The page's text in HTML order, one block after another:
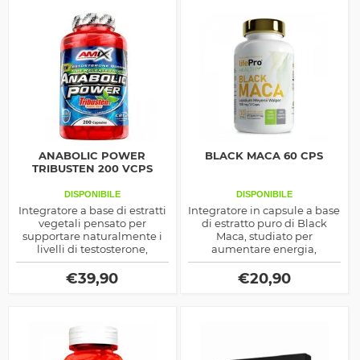
recupero muscolare e
supporta una qualità del
sonno ottimale.
ANABOLIC POWER
TRIBUSTEN 200 VCPS
DISPONIBILE
Integratore a base di estratti
vegetali pensato per
supportare naturalmente i
livelli di testosterone,
migliorare forza, energia e
vitalità maschile. Ideale per
sportivi e uomini attivi,
ormonale.
€39,90
BLACK MACA 60 CPS
DISPONIBILE
Integratore in capsule a base
di estratto puro di Black
Maca, studiato per
aumentare energia,
resistenza e supportare
l'equilibrio ormonale,
migliorando la vitalità
€20,90